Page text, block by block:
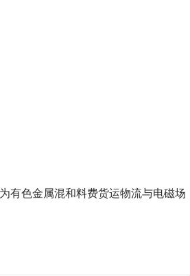
有色金属混和料费货运物流与电磁场